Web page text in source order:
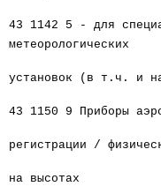
43 1142 5 - для
метеорологических
установок (в т.ч. и
43 1150 9 Приборы
регистрации /
на высотах